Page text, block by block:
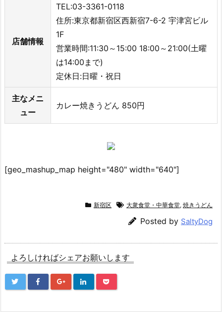
店舗情報
TEL:03-3361-0118
住所:東京都新宿区西新宿7-6-2 宇津宮ビル
1F
営業時間:11:30～15:00 18:00～21:00(土曜
は14:00まで)
定休日:日曜・祝日
主なメニ
ュー
カレー焼きうどん 850円
[geo_mashup_map height="480" width="640"]
新宿区 大衆食堂・中華食堂, 焼きうどん
Posted by SaltyDog
よろしければシェアお願いします